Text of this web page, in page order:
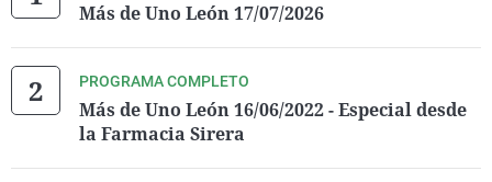
Más de Uno León 17/07/2026
PROGRAMA COMPLETO
Más de Uno León 16/06/2022 - Especial desde
la Farmacia Sirera